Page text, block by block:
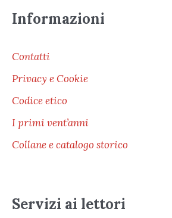
Informazioni
Contatti
Privacy e Cookie
Codice etico
I primi vent’anni
Collane e catalogo storico
Servizi ai lettori